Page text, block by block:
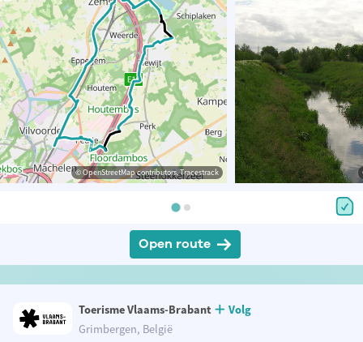
© OpenStreetMap contributors, Tracestrack
Open route
Toerisme Vlaams-Brabant
Volg
Grimbergen, België